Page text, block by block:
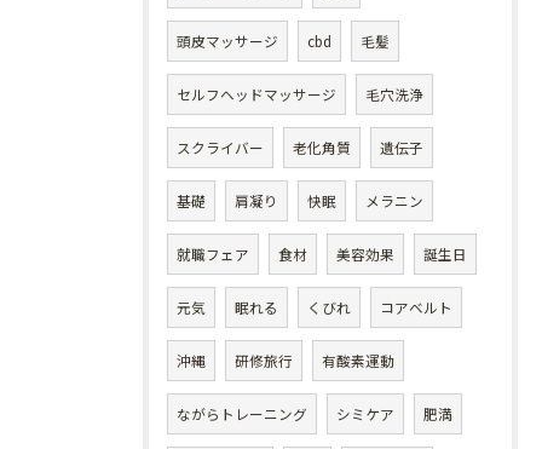
頭皮マッサージ cbd 毛髪
セルフヘッドマッサージ 毛穴洗浄
スクライバー 老化角質 遺伝子
基礎 肩凝り 快眠 メラニン
就職フェア 食材 美容効果 誕生日
元気 眠れる くびれ コアベルト
沖縄 研修旅行 有酸素運動
ながらトレーニング シミケア 肥満